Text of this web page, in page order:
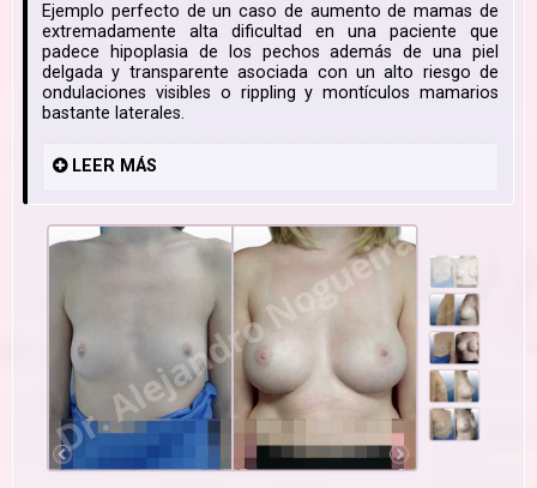
Ejemplo perfecto de un caso de aumento de mamas de
extremadamente alta dificultad en una paciente que
padece hipoplasia de los pechos además de una piel
delgada y transparente asociada con un alto riesgo de
ondulaciones visibles o rippling y montículos mamarios
bastante laterales.
LEER MÁS